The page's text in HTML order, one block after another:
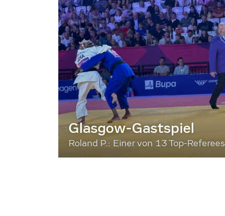
Glasgow-Gastspiel
Roland P.: Einer von 13 Top-Referees